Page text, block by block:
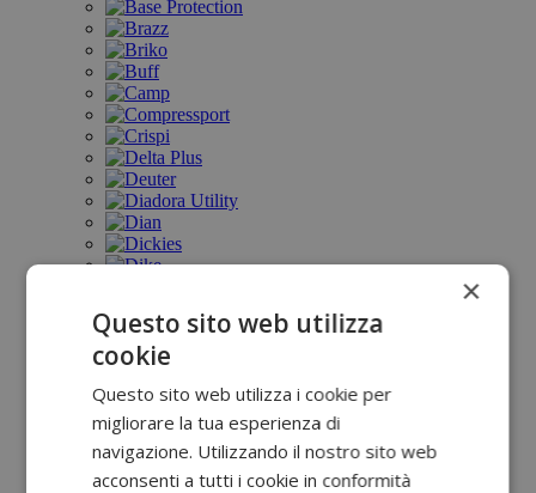
×
Questo sito web utilizza
cookie
Questo sito web utilizza i cookie per
migliorare la tua esperienza di
navigazione. Utilizzando il nostro sito web
acconsenti a tutti i cookie in conformità